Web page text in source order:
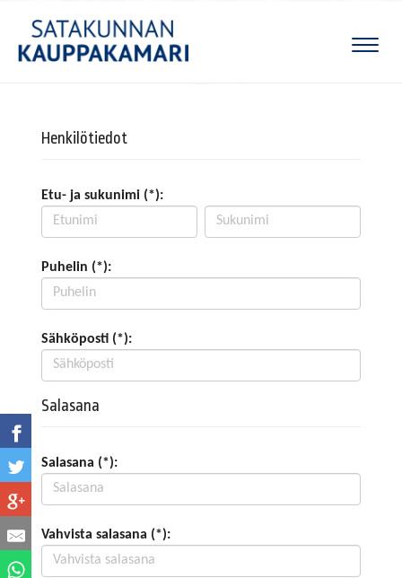
Henkilötiedot
Etu- ja sukunimi (*):
Puhelin (*):
Sähköposti (*):
Salasana
Salasana (*):
Vahvista salasana (*):